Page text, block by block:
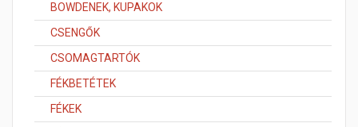
BOWDENEK, KUPAKOK
CSENGŐK
CSOMAGTARTÓK
FÉKBETÉTEK
FÉKEK